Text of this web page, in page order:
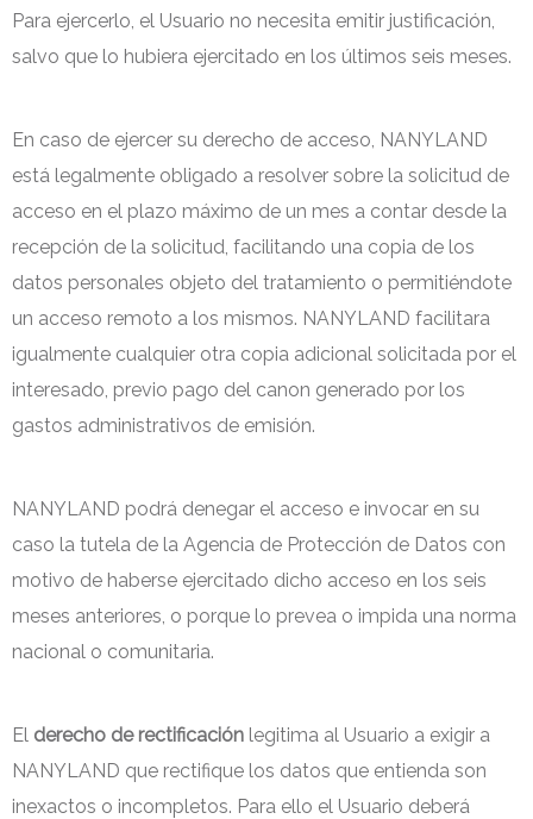
Para ejercerlo, el Usuario no necesita emitir justificación,
salvo que lo hubiera ejercitado en los últimos seis meses.
En caso de ejercer su derecho de acceso, NANYLAND
está legalmente obligado a resolver sobre la solicitud de
acceso en el plazo máximo de un mes a contar desde la
recepción de la solicitud, facilitando una copia de los
datos personales objeto del tratamiento o permitiéndote
un acceso remoto a los mismos. NANYLAND facilitara
igualmente cualquier otra copia adicional solicitada por el
interesado, previo pago del canon generado por los
gastos administrativos de emisión.
NANYLAND podrá denegar el acceso e invocar en su
caso la tutela de la Agencia de Protección de Datos con
motivo de haberse ejercitado dicho acceso en los seis
meses anteriores, o porque lo prevea o impida una norma
nacional o comunitaria.
El derecho de rectificación legitima al Usuario a exigir a
NANYLAND que rectifique los datos que entienda son
inexactos o incompletos. Para ello el Usuario deberá